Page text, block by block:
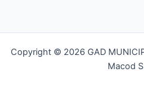
Copyright © 2026 GAD
Macod